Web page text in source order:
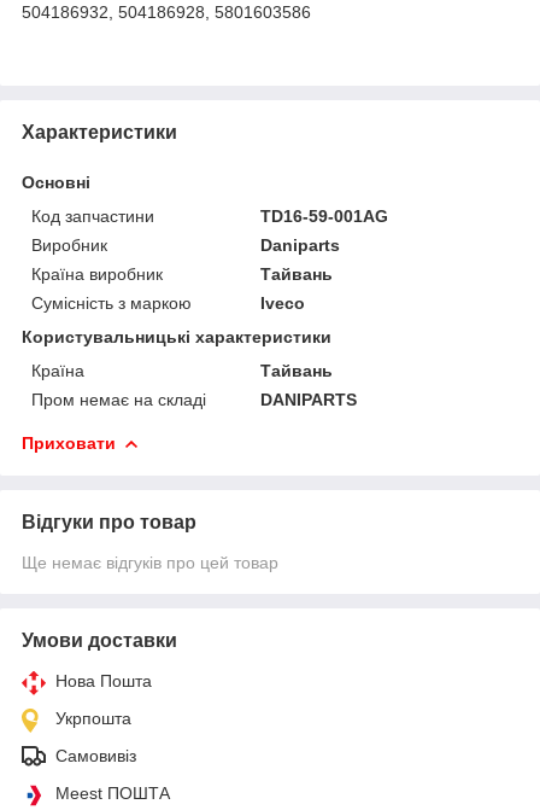
504186932, 504186928, 5801603586
Характеристики
Основні
Код запчастини
TD16-59-001AG
Виробник
Daniparts
Країна виробник
Тайвань
Сумісність з маркою
Iveco
Користувальницькі характеристики
Країна
Тайвань
Пром немає на складі
DANIPARTS
Приховати
Відгуки про товар
Ще немає відгуків про цей товар
Умови доставки
Нова Пошта
Укрпошта
Самовивіз
Meest ПОШТА